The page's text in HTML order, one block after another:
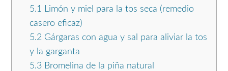
5.1 Limón y miel para la tos seca (remedio
casero eficaz)
5.2Gárgaras con agua y sal para aliviar la tos
y la garganta
5.3Bromelina de la piña natural